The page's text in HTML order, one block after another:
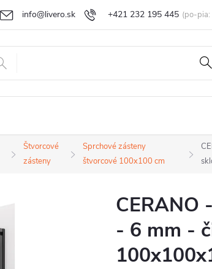
+421 232 195 445
info@livero.sk
Vrátenie tovaru a reklamácia Obchodné podmienky
Štvorcové
zásteny
Sprchové zásteny
štvorcové 100x100 cm
CERANO
- 6 mm -